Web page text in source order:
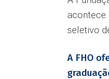
acontece
seletivo
A FHO